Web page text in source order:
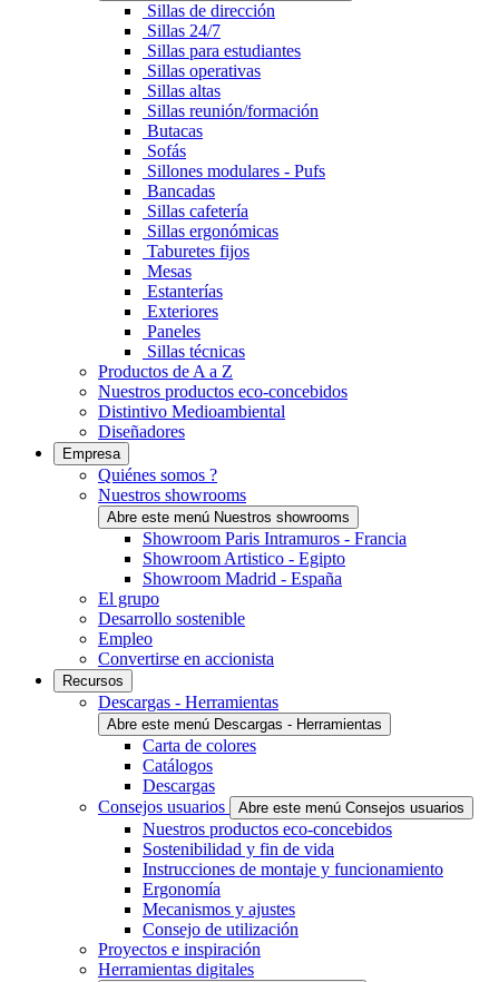
Sillas de dirección
Sillas 24/7
Sillas para estudiantes
Sillas operativas
Sillas altas
Sillas reunión/formación
Butacas
Sofás
Sillones modulares - Pufs
Bancadas
Sillas cafetería
Sillas ergonómicas
Taburetes fijos
Mesas
Estanterías
Exteriores
Paneles
Sillas técnicas
Productos de A a Z
Nuestros productos eco-concebidos
Distintivo Medioambiental
Diseñadores
Empresa
Quiénes somos ?
Nuestros showrooms
Abre este menú Nuestros showrooms
Showroom Paris Intramuros - Francia
Showroom Artistico - Egipto
Showroom Madrid - España
El grupo
Desarrollo sostenible
Empleo
Convertirse en accionista
Recursos
Descargas - Herramientas
Abre este menú Descargas - Herramientas
Carta de colores
Catálogos
Descargas
Consejos usuarios
Abre este menú Consejos usuarios
Nuestros productos eco-concebidos
Sostenibilidad y fin de vida
Instrucciones de montaje y funcionamiento
Ergonomía
Mecanismos y ajustes
Consejo de utilización
Proyectos e inspiración
Herramientas digitales